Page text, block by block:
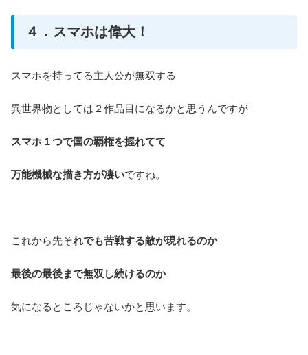
４．スマホは偉大！
スマホを持ってる主人公が無双する
異世界物としては２作品目になるかと思うんですが
スマホ１つで国の覇権を握れてて
万能機械な描き方が凄いですね。
これから先それでも苦戦する敵が現れるのか
最後の最後まで無双し続けるのか
気になるところじゃないかと思います。